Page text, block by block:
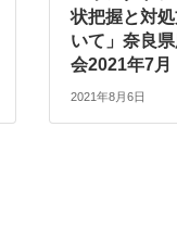
状把握と対
いて」奈良
会2021年7月
2021年8月6日